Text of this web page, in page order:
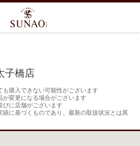
子橋店
も購入できない可能性がございます
が変更になる場合がございます
びに店舗がございます
績に基づくものであり、最新の取扱状況とは異